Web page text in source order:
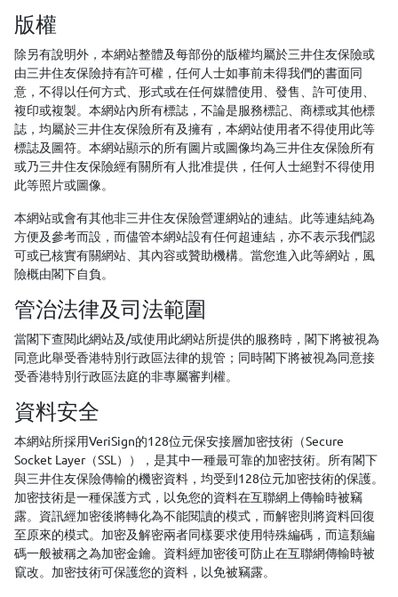
版權
除另有說明外，本網站整體及每部份的版權均屬於三井住友保險或
由三井住友保險持有許可權，任何人士如事前未得我們的書面同
意，不得以任何方式、形式或在任何媒體使用、發售、許可使用、
複印或複製。本網站內所有標誌，不論是服務標記、商標或其他標
誌，均屬於三井住友保險所有及擁有，本網站使用者不得使用此等
標誌及圖符。本網站顯示的所有圖片或圖像均為三井住友保險所有
或乃三井住友保險經有關所有人批准提供，任何人士絕對不得使用
此等照片或圖像。
本網站或會有其他非三井住友保險營運網站的連結。此等連結純為
方便及參考而設，而儘管本網站設有任何超連結，亦不表示我們認
可或已核實有關網站、其內容或贊助機構。當您進入此等網站，風
險概由閣下自負。
管治法律及司法範圍
當閣下查閱此網站及/或使用此網站所提供的服務時，閣下將被視為
同意此舉受香港特別行政區法律的規管；同時閣下將被視為同意接
受香港特別行政區法庭的非專屬審判權。
資料安全
本網站所採用VeriSign的128位元保安接層加密技術（Secure
Socket Layer（SSL）），是其中一種最可靠的加密技術。所有閣下
與三井住友保險傳輸的機密資料，均受到128位元加密技術的保護。
加密技術是一種保護方式，以免您的資料在互聯網上傳輸時被竊
露。資訊經加密後將轉化為不能閱讀的模式，而解密則將資料回復
至原來的模式。加密及解密兩者同樣要求使用特殊編碼，而這類編
碼一般被稱之為加密金鑰。資料經加密後可防止在互聯網傳輸時被
竄改。加密技術可保護您的資料，以免被竊露。